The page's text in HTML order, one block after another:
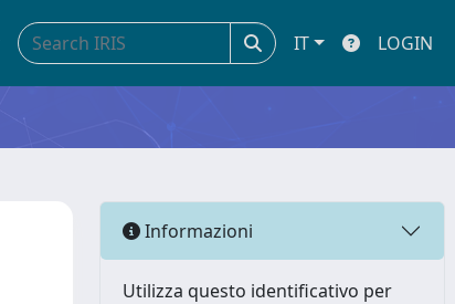
IT LOGIN
Informazioni
Utilizza questo identificativo per